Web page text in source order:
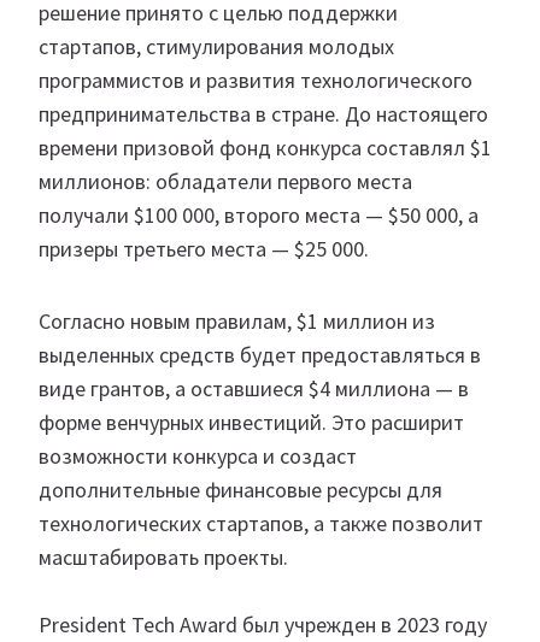
решение принято с целью поддержки
стартапов, стимулирования молодых
программистов и развития технологического
предпринимательства в стране. До настоящего
времени призовой фонд конкурса составлял $1
миллионов: обладатели первого места
получали $100 000, второго места — $50 000, а
призеры третьего места — $25 000.
Согласно новым правилам, $1 миллион из
выделенных средств будет предоставляться в
виде грантов, а оставшиеся $4 миллиона — в
форме венчурных инвестиций. Это расширит
возможности конкурса и создаст
дополнительные финансовые ресурсы для
технологических стартапов, а также позволит
масштабировать проекты.
President Tech Award был учрежден в 2023 году